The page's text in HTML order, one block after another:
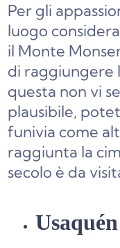
Per gli
luogo
il Monte
di raggiungere
questa non vi
plausibile,
funivia come
raggiunta la
secolo è da
Usaquén